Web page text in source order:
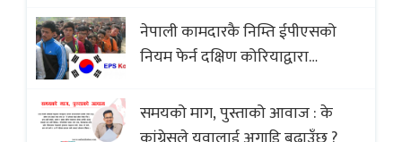
(भिडियो)
नेपाली कामदारकै निम्ति ईपीएसको
नियम फेर्न दक्षिण कोरियाद्वारा
समयको माग, पुस्ताको आवाज : के